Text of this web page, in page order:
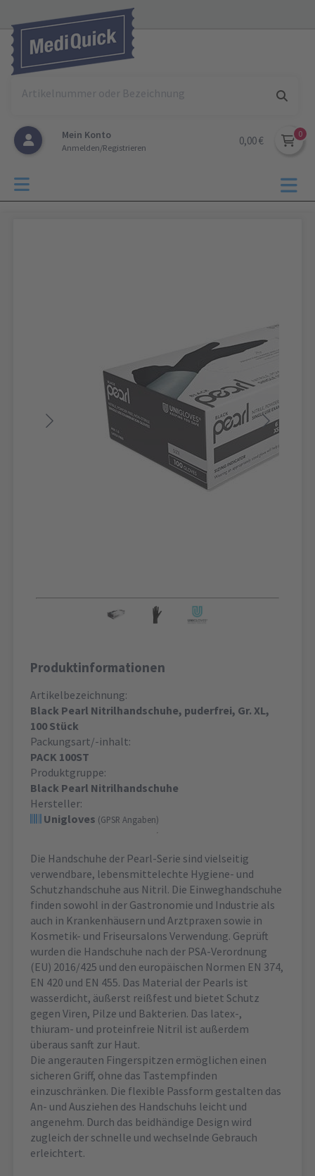
Mein Konto
Anmelden/Registrieren
0,00 €
Produktinformationen
Artikelbezeichnung:
Black Pearl Nitrilhandschuhe, puderfrei, Gr. XL,
100 Stück
Packungsart/-inhalt:
PACK 100ST
Produktgruppe:
Black Pearl Nitrilhandschuhe
Hersteller:
Unigloves (GPSR Angaben)
Die Handschuhe der Pearl-Serie sind vielseitig
verwendbare, lebensmittelechte Hygiene- und
Schutzhandschuhe aus Nitril. Die Einweghandschuhe
finden sowohl in der Gastronomie und Industrie als
auch in Krankenhäusern und Arztpraxen sowie in
Kosmetik- und Friseursalons Verwendung. Geprüft
wurden die Handschuhe nach der PSA-Verordnung
(EU) 2016/425 und den europäischen Normen EN 374,
EN 420 und EN 455. Das Material der Pearls ist
wasserdicht, äußerst reißfest und bietet Schutz
gegen Viren, Pilze und Bakterien. Das latex-,
thiuram- und proteinfreie Nitril ist außerdem
überaus sanft zur Haut.
Die angerauten Fingerspitzen ermöglichen einen
sicheren Griff, ohne das Tastempfinden
einzuschränken. Die flexible Passform gestalten das
An- und Ausziehen des Handschuhs leicht und
angenehm. Durch das beidhändige Design wird
zugleich der schnelle und wechselnde Gebrauch
erleichtert.